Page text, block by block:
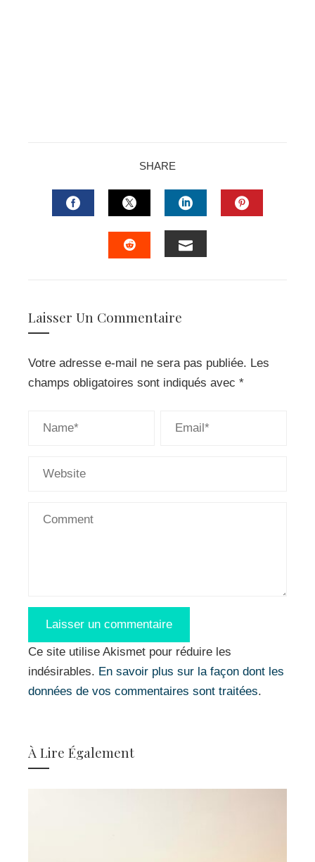
SHARE
FACEBOOKTWITTERLINKEDIN
Laisser Un Commentaire
Votre adresse e-mail ne sera pas publiée. Les
champs obligatoires sont indiqués avec *
Ce site utilise Akismet pour réduire les
indésirables. En savoir plus sur la façon dont les
données de vos commentaires sont traitées.
À Lire Également